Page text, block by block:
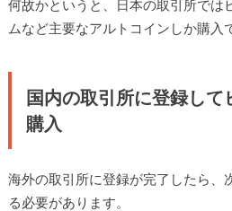
何故かというと、日本の取引所では
ムなど主要なアルトコインしか購入
国内の取引所に登録して
購入
海外の取引所に登録が完了したら、
る必要があります。